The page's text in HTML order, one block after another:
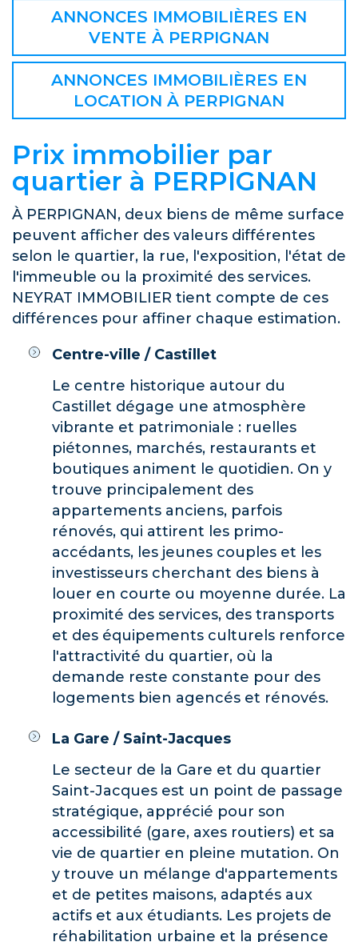
ANNONCES IMMOBILIÈRES EN
VENTE À PERPIGNAN
ANNONCES IMMOBILIÈRES EN
LOCATION À PERPIGNAN
Prix immobilier par
quartier à PERPIGNAN
À PERPIGNAN, deux biens de même surface
peuvent afficher des valeurs différentes
selon le quartier, la rue, l'exposition, l'état de
l'immeuble ou la proximité des services.
NEYRAT IMMOBILIER tient compte de ces
différences pour affiner chaque estimation.
Centre-ville / Castillet
Le centre historique autour du
Castillet dégage une atmosphère
vibrante et patrimoniale : ruelles
piétonnes, marchés, restaurants et
boutiques animent le quotidien. On y
trouve principalement des
appartements anciens, parfois
rénovés, qui attirent les primo-
accédants, les jeunes couples et les
investisseurs cherchant des biens à
louer en courte ou moyenne durée. La
proximité des services, des transports
et des équipements culturels renforce
l'attractivité du quartier, où la
demande reste constante pour des
logements bien agencés et rénovés.
La Gare / Saint-Jacques
Le secteur de la Gare et du quartier
Saint-Jacques est un point de passage
stratégique, apprécié pour son
accessibilité (gare, axes routiers) et sa
vie de quartier en pleine mutation. On
y trouve un mélange d'appartements
et de petites maisons, adaptés aux
actifs et aux étudiants. Les projets de
réhabilitation urbaine et la présence